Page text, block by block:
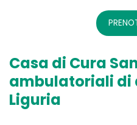
Casa di Cura
ambulatoriali di
Liguria